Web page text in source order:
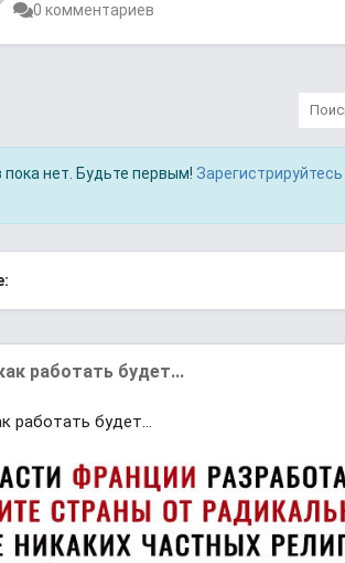
0 комментариев
нет. Будьте первым! Зарегистрируйтесь
работать будет...
работать будет...